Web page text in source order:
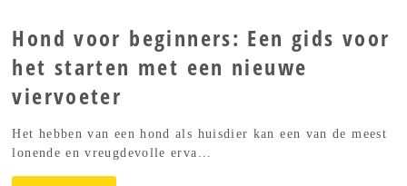
Hond voor beginners: Een gids voor
het starten met een nieuwe
viervoeter
Het hebben van een hond als huisdier kan een van de meest
lonende en vreugdevolle erva...